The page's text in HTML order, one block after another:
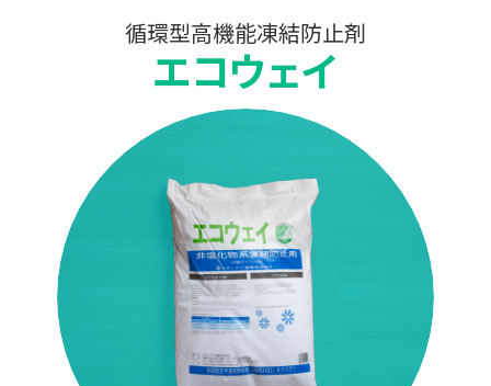
循環型高機能凍結防止剤
エコウェイ